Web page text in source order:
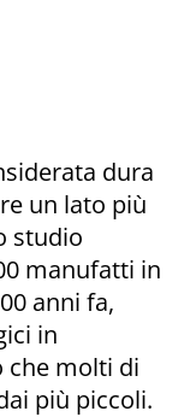
dura
un lato più
studio
manufatti in
anni fa,
in
che molti di
più piccoli.